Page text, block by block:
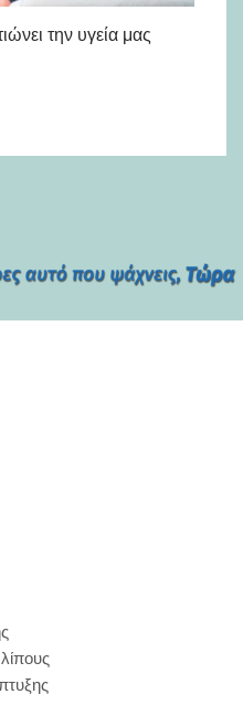
την υγεία μας